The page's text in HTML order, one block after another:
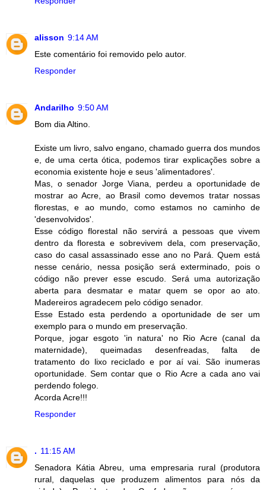
alisson 9:14 AM
Este comentário foi removido pelo autor.
Responder
Andarilho 9:50 AM
Bom dia Altino.
Existe um livro, salvo engano, chamado guerra dos mundos
e, de uma certa ótica, podemos tirar explicações sobre a
economia existente hoje e seus 'alimentadores'.
Mas, o senador Jorge Viana, perdeu a oportunidade de
mostrar ao Acre, ao Brasil como devemos tratar nossas
florestas, e ao mundo, como estamos no caminho de
'desenvolvidos'.
Esse código florestal não servirá a pessoas que vivem
dentro da floresta e sobrevivem dela, com preservação,
caso do casal assassinado esse ano no Pará. Quem está
nesse cenário, nessa posição será exterminado, pois o
código não prever esse escudo. Será uma autorização
aberta para desmatar e matar quem se opor ao ato.
Madereiros agradecem pelo código senador.
Esse Estado esta perdendo a oportunidade de ser um
exemplo para o mundo em preservação.
Porque, jogar esgoto 'in natura' no Rio Acre (canal da
maternidade), queimadas desenfreadas, falta de
tratamento do lixo reciclado e por aí vai. São inumeras
oportunidade. Sem contar que o Rio Acre a cada ano vai
perdendo folego.
Acorda Acre!!!
Responder
. 11:15 AM
Senadora Kátia Abreu, uma empresaria rural (produtora
rural, daquelas que produzem alimentos para nós da